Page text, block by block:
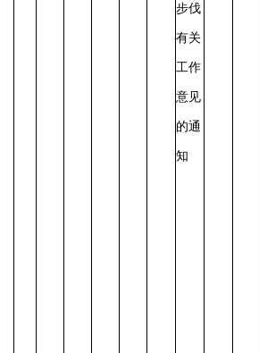
步伐
有关
工作
意见
的通
知